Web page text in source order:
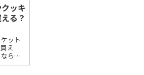
ッキ
る？
ット
え
ら全
ど、